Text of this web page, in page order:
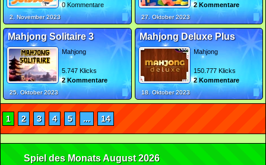
0 Kommentare
2. November 2023
2 Kommentare
27. Oktober 2023
Mahjong Solitaire 3
Mahjong
5.747 Klicks
2 Kommentare
25. Oktober 2023
Mahjong Deluxe Plus
Mahjong
150.777 Klicks
2 Kommentare
18. Oktober 2023
1 2 3 4 5 ... 14
Spiel des Monats August 2026